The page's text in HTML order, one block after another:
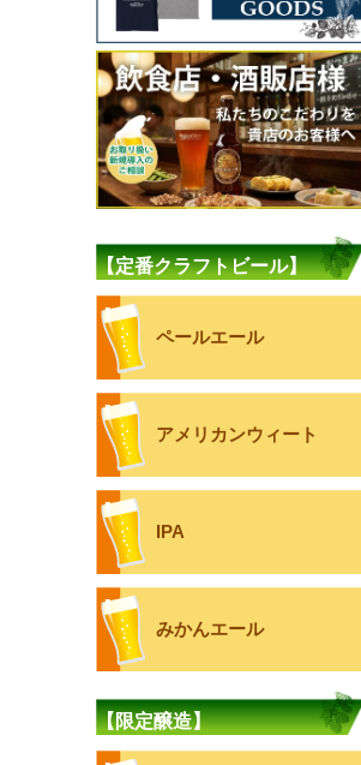
【定番クラフトビール】
ペールエール
アメリカンウィート
IPA
みかんエール
【限定醸造】